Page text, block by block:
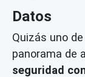
Datos
Quizás uno
panorama de
seguridad